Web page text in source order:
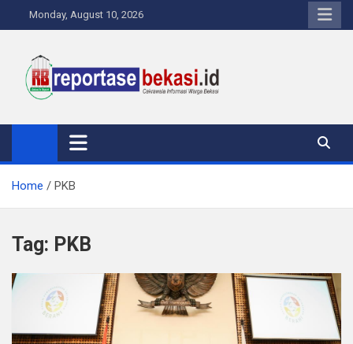
to
Monday, August 10, 2026
Reportase Bekasi
Cakrawala Informasi Warga Bekasi
Home PKB
Tag: PKB